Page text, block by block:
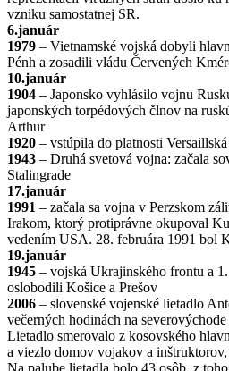
vzniku samostatnej SR.
6.január
1979 – Vietnamské vojská dobyli
Pénh a zosadili vládu Červených
10.január
1904 – Japonsko vyhlásilo vojnu
japonských torpédových člnov na
Arthur
1920 – vstúpila do platnosti
1943 – Druhá svetová vojna: začala
Stalingrade
17.január
1991 – začala sa vojna v Perzskom
Irakom, ktorý protiprávne okupoval
vedením USA. 28. februára 1991 bol
19.január
1945 – vojská Ukrajinského frontu a
oslobodili Košice a Prešov
2006 – slovenské vojenské lietadlo
večerných hodinách na
Lietadlo smerovalo z kosovského
a viezlo domov vojakov a
Na palube lietadla bolo 43 osôb, z